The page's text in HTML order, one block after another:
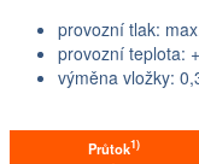
provozní tlak:
provozní teplota:
výměna vložky:
Průtok1)